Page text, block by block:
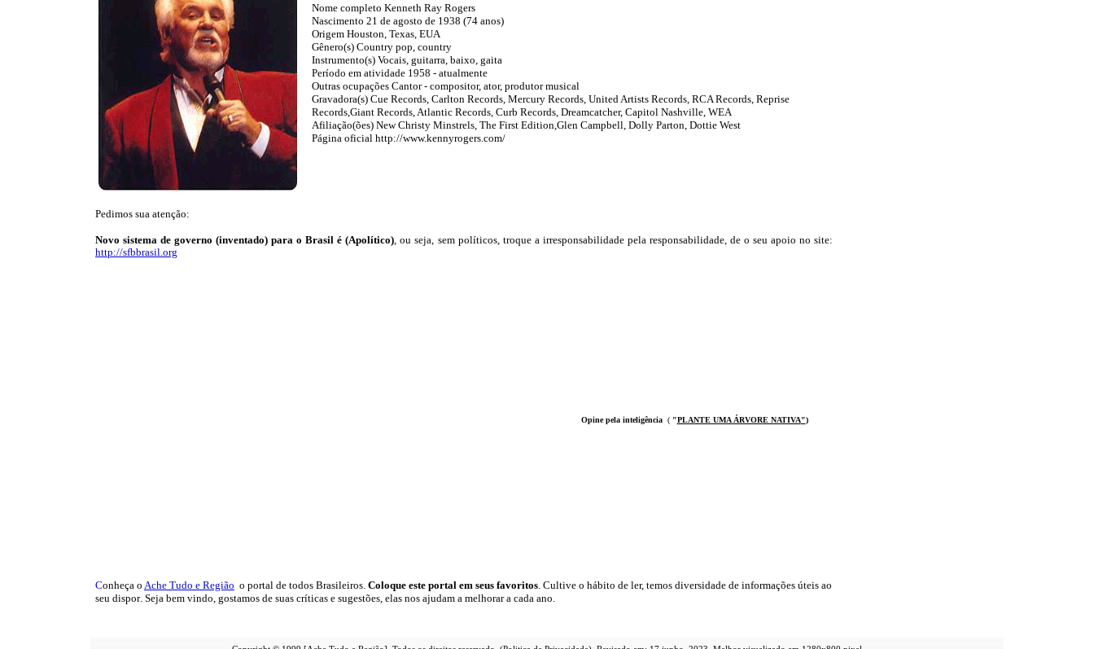
Nome completo Kenneth Ray Rogers
Nascimento 21 de agosto de 1938 (74 anos)
Origem Houston, Texas, EUA
Gênero(s) Country pop, country
Instrumento(s) Vocais, guitarra, baixo, gaita
Período em atividade 1958 - atualmente
Outras ocupações Cantor - compositor, ator, produtor musical
Gravadora(s) Cue Records, Carlton Records, Mercury Records, United Artists Records, RCA Records, Reprise
Records,Giant Records, Atlantic Records, Curb Records, Dreamcatcher, Capitol Nashville, WEA
Afiliação(ões) New Christy Minstrels, The First Edition,Glen Campbell, Dolly Parton, Dottie West
Página oficial http://www.kennyrogers.com/
Pedimos sua atenção:
Novo sistema de governo (inventado) para o Brasil é (Apolítico), ou seja, sem políticos, troque a irresponsabilidade pela responsabilidade, de o seu apoio no site:
http://sfbbrasil.org
Opine pela inteligência( "PLANTE UMA ÁRVORE NATIVA")
Conheça o Ache Tudo e Região o portal de todos Brasileiros. Coloque este portal em seus favoritos. Cultive o hábito de ler, temos diversidade de informações úteis ao
seu dispor. Seja bem vindo, gostamos de suas críticas e sugestões, elas nos ajudam a melhorar a cada ano.